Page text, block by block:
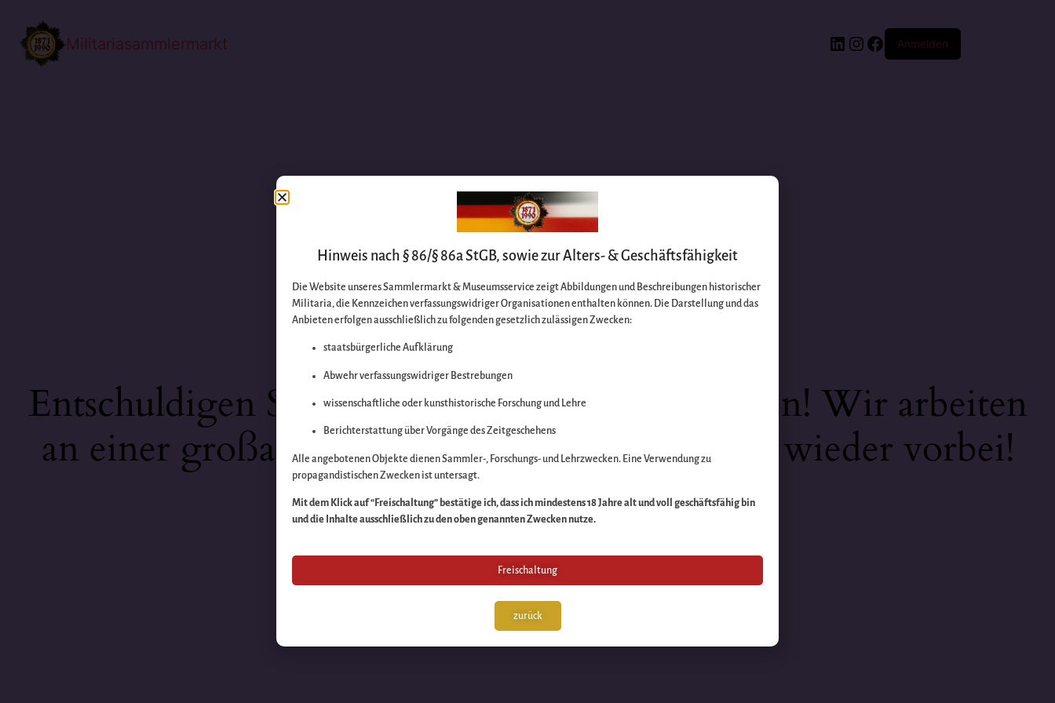
Militariasammlermarkt Anmelden
Entschuldigen Sie bitte die Unannehmlichkeiten! Wir arbeiten
an einer großartigen Sache – schauen Sie bald wieder vorbei!
Hinweis nach § 86/§ 86a StGB, sowie zur Alters- & Geschäftsfähigkeit
Die Website unseres Sammlermarkt & Museumsservice zeigt Abbildungen und Beschreibungen historischer
Militaria, die Kennzeichen verfassungswidriger Organisationen enthalten können. Die Darstellung und das
Anbieten erfolgen ausschließlich zu folgenden gesetzlich zulässigen Zwecken:
staatsbürgerliche Aufklärung
Abwehr verfassungswidriger Bestrebungen
wissenschaftliche oder kunsthistorische Forschung und Lehre
Berichterstattung über Vorgänge des Zeitgeschehens
Alle angebotenen Objekte dienen Sammler-, Forschungs- und Lehrzwecken. Eine Verwendung zu
propagandistischen Zwecken ist untersagt.
Mit dem Klick auf “Freischaltung” bestätige ich, dass ich mindestens 18 Jahre alt und voll geschäftsfähig bin
und die Inhalte ausschließlich zu den oben genannten Zwecken nutze.
Freischaltung
zurück